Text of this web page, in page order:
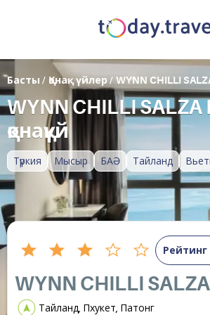
Түркия Мысыр БАӘ Тайланд
Басты / Қонақ үйлер/ WYNN CHILLI
WYNN CHILLI SALZA
қонақүй
Рейтинг
WYNN CHILLI
Тайланд, Пхукет, Патонг